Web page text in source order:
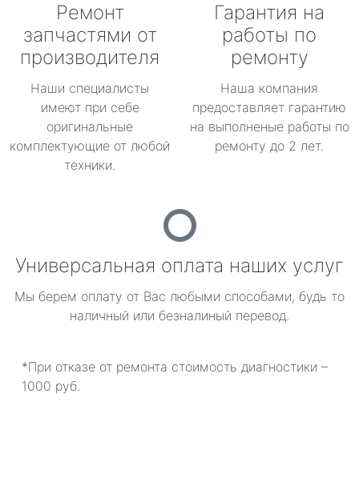
Ремонт
запчастями от
производителя
Наши специалисты
имеют при себе
оригинальные
комплектующие от любой
техники.
Гарантия на
работы по
ремонту
Наша компания
предоставляет гарантию
на выполненые работы по
ремонту до 2 лет.
Универсальная оплата наших услуг
Мы берем оплату от Вас любыми способами, будь то
наличный или безналиный перевод.
*При отказе от ремонта стоимость диагностики –
1000 руб.